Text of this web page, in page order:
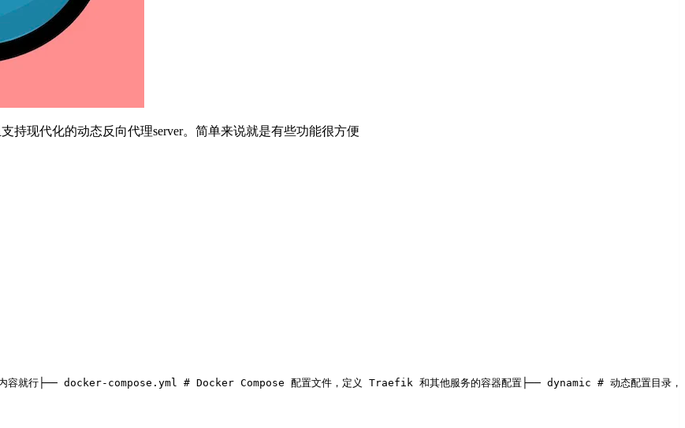
持现代化的动态反向代理server。简单来说就是有些功能很方便
容就行 ├── docker-compose.yml # Docker Compose 配置文件，定义 Traefik 和其他服务的容器配置 ├── dynamic # 动态配置目录